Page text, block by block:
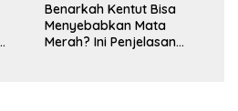
Benarkah Kentut Bisa
Menyebabkan Mata
Merah? Ini Penjelasan